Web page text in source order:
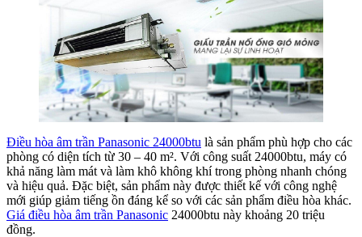
Điều hòa âm trần Panasonic 24000btu là sản phẩm phù hợp cho các
phòng có diện tích từ 30 – 40 m². Với công suất 24000btu, máy có
khả năng làm mát và làm khô không khí trong phòng nhanh chóng
và hiệu quả. Đặc biệt, sản phẩm này được thiết kế với công nghệ
mới giúp giảm tiếng ồn đáng kể so với các sản phẩm điều hòa khác.
Giá điều hòa âm trần Panasonic 24000btu này khoảng 20 triệu
đồng.